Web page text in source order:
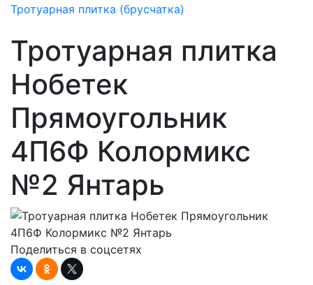
Тротуарная плитка (брусчатка)
Тротуарная плитка
Нобетек
Прямоугольник
4П6Ф Колормикс
№2 Янтарь
Поделиться в соцсетях